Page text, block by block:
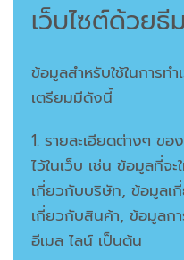
เว็บไซต์ด้วยธี
ข้อมูลสำหรับใช้ในการท
เตรียมมีดังนี้
1. รายละเอียดต่างๆ ข
ไว้ในเว็บ เช่น ข้อมูลที่จ
เกี่ยวกับบริษัท, ข้อมูลเ
เกี่ยวกับสินค้า, ข้อมูลก
อีเมล ไลน์ เป็นต้น